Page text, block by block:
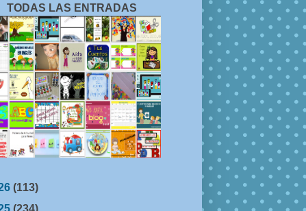
TODAS LAS ENTRADAS
(113)